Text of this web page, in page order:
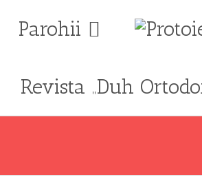
Parohii
Revista „Duh